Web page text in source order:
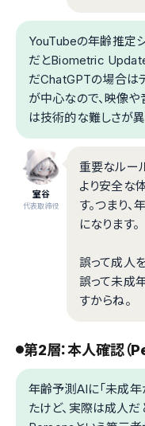
YouTubeの年齢推定
だとBiometric
だChatGPTの場合は
が中心なので、映像
は技術的な難しさが異
室谷
代表取締役
重要なルー
より安全な
す。つまり
になります。
誤って成人
誤って未成
すからね。
第2層：本人確認（
年齢予測AIに「未成年
たけど、実際は成人だ